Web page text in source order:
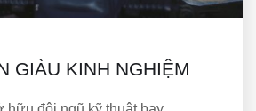
GIÀU KINH NGHIỆM